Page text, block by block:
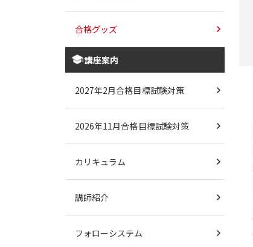
合格グッズ
講座案内
2027年2月合格目標試験対策
2026年11月合格目標試験対策
カリキュラム
講師紹介
フォローシステム